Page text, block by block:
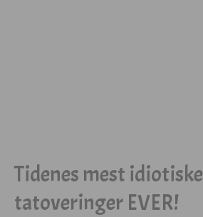
Tidenes mest idiotiske
tatoveringer EVER!